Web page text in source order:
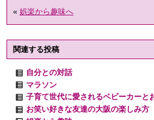
« 娯楽から趣味へ
関連する投稿
自分との対話
マラソン
子育て世代に愛されるベビーカーと
お笑い好きな友達の大阪の楽しみ方